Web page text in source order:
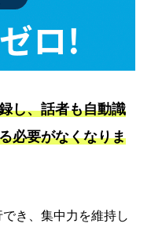
し、話者も自動識
必要がなくなりま
き、集中力を維持し